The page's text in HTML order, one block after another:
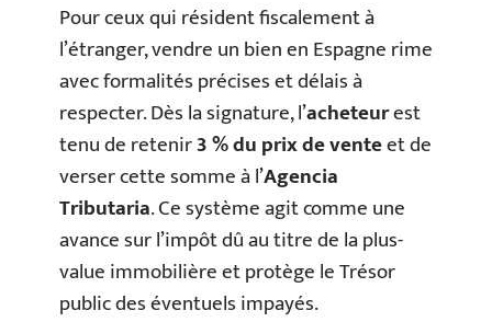
Pour ceux qui résident fiscalement à
l’étranger, vendre un bien en Espagne rime
avec formalités précises et délais à
respecter. Dès la signature, l’acheteurest
tenu de retenir3 % du prix de venteet de
verser cette somme à l’Agencia
Tributaria. Ce système agit comme une
avance sur l’impôt dû au titre de la plus-
value immobilière et protège le Trésor
public des éventuels impayés.